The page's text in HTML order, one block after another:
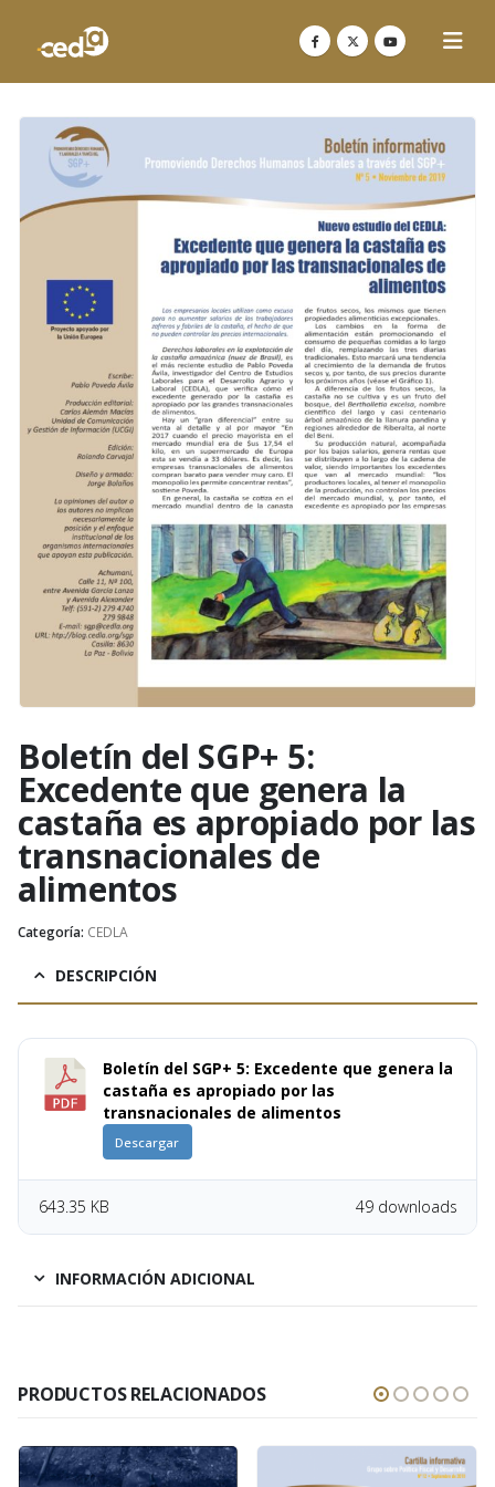
Boletín del SGP+ 5:
Excedente que genera la
castaña es apropiado por las
transnacionales de
alimentos
Categoría: CEDLA
DESCRIPCIÓN
Boletín del SGP+ 5: Excedente que genera la
castaña es apropiado por las
transnacionales de alimentos
Descargar
49 downloads
643.35 KB
INFORMACIÓN ADICIONAL
PRODUCTOS RELACIONADOS